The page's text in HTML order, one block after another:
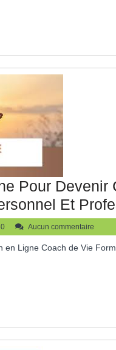
Pour Devenir
Et
training360
Aucun commentaire